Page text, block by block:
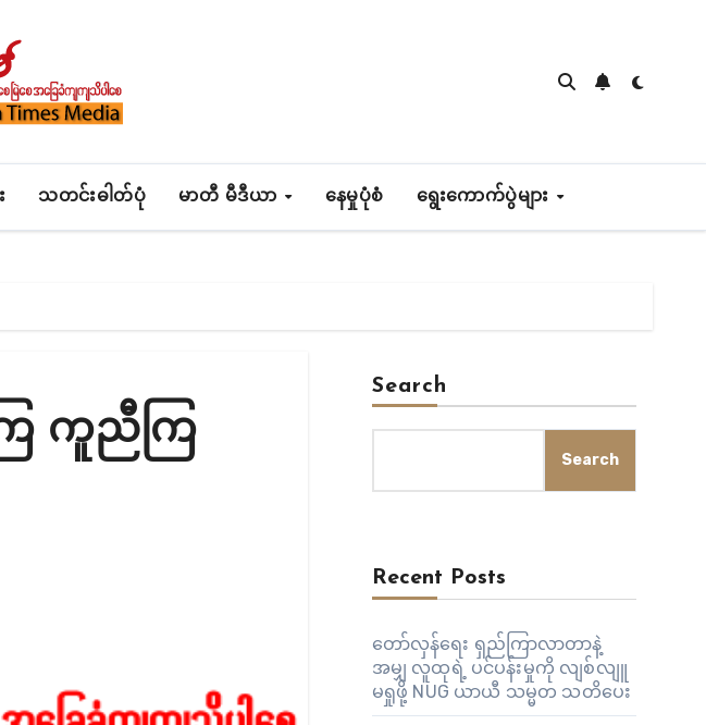
သတင်းဓါတ်ပုံ မာတီ မီဒီယာ နေမှုပုံစံ ရွေးကောက်ပွဲများ
ကြ ကူညီကြ
Search
Search
Recent Posts
တော်လှန်ရေး ရှည်ကြာလာတာနဲ့
အမျှ လူထုရဲ့ ပင်ပန်းမှုကို လျစ်လျူ
မရှုဖို့ NUG ယာယီ သမ္မတ သတိပေး